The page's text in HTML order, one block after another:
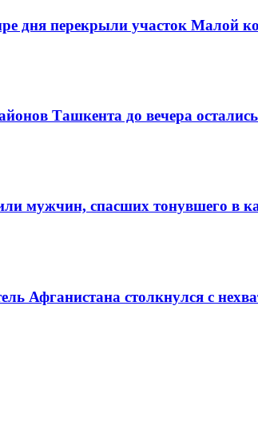
дня перекрыли участок Малой
Ташкента до вечера остались
мужчин, спасших тонувшего в
Афганистана столкнулся с